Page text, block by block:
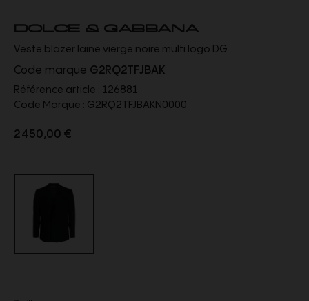
DOLCE & GABBANA
Veste blazer laine vierge noire multi logo DG
Code marque G2RQ2TFJBAK
Référence article : 126881
Code Marque : G2RQ2TFJBAKN0000
2 450,00 €